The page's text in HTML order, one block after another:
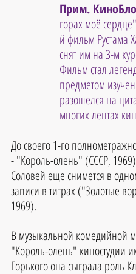
Прим.
горах моё
й фильм Рустама
снят им на 3-м
Фильм стал
предметом
разошелся на
многих лентах
До своего 1-го
- "Король-олень" (СССР,
Соловей еще снимется в
записи в титрах ("Золотые
1969).
В музыкальной комедийной
"Король-олень" киностудии
Горького она сыграла роль